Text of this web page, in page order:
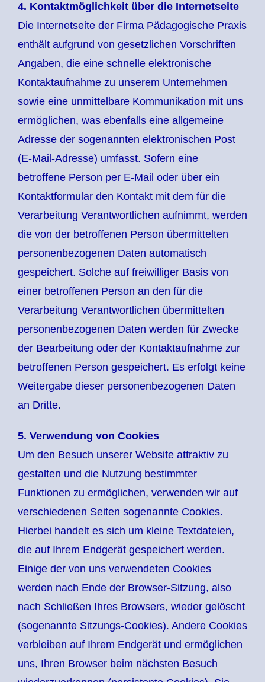
4. Kontaktmöglichkeit über die Internetseite
Die Internetseite der Firma Pädagogische Praxis
enthält aufgrund von gesetzlichen Vorschriften
Angaben, die eine schnelle elektronische
Kontaktaufnahme zu unserem Unternehmen
sowie eine unmittelbare Kommunikation mit uns
ermöglichen, was ebenfalls eine allgemeine
Adresse der sogenannten elektronischen Post
(E-Mail-Adresse) umfasst. Sofern eine
betroffene Person per E-Mail oder über ein
Kontaktformular den Kontakt mit dem für die
Verarbeitung Verantwortlichen aufnimmt, werden
die von der betroffenen Person übermittelten
personenbezogenen Daten automatisch
gespeichert. Solche auf freiwilliger Basis von
einer betroffenen Person an den für die
Verarbeitung Verantwortlichen übermittelten
personenbezogenen Daten werden für Zwecke
der Bearbeitung oder der Kontaktaufnahme zur
betroffenen Person gespeichert. Es erfolgt keine
Weitergabe dieser personenbezogenen Daten
an Dritte.
5. Verwendung von Cookies
Um den Besuch unserer Website attraktiv zu
gestalten und die Nutzung bestimmter
Funktionen zu ermöglichen, verwenden wir auf
verschiedenen Seiten sogenannte Cookies.
Hierbei handelt es sich um kleine Textdateien,
die auf Ihrem Endgerät gespeichert werden.
Einige der von uns verwendeten Cookies
werden nach Ende der Browser-Sitzung, also
nach Schließen Ihres Browsers, wieder gelöscht
(sogenannte Sitzungs-Cookies). Andere Cookies
verbleiben auf Ihrem Endgerät und ermöglichen
uns, Ihren Browser beim nächsten Besuch